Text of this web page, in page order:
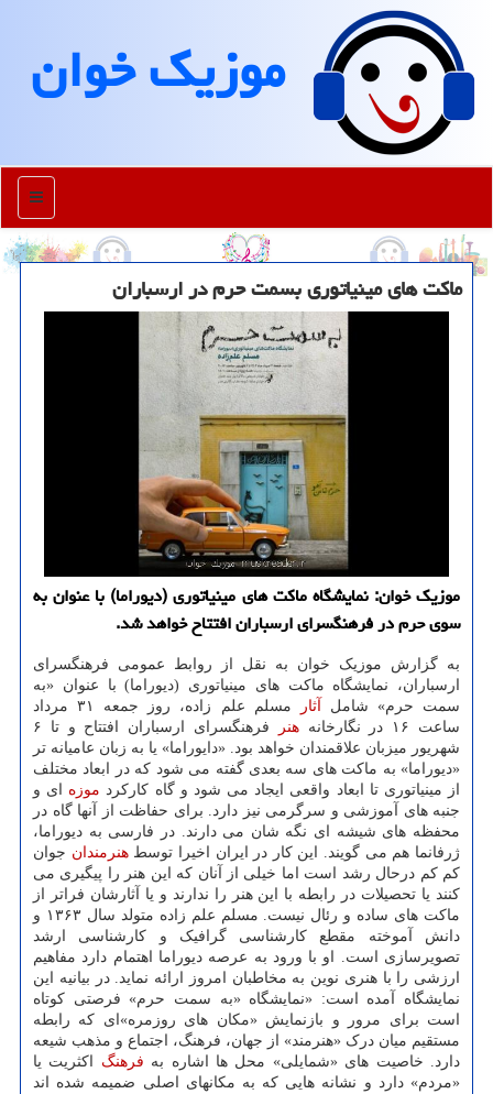
موزیك خوان
منو
ماکت های مینیاتوری بسمت حرم در ارسباران
موزیک خوان: نمایشگاه ماکت های مینیاتوری (دیوراما) با عنوان به
سوی حرم در فرهنگسرای ارسباران افتتاح خواهد شد.
به گزارش موزیک خوان به نقل از روابط عمومی فرهنگسرای
ارسباران، نمایشگاه ماکت های مینیاتوری (دیوراما) با عنوان «به
سمت حرم» شامل آثار
مسلم علم زاده، روز جمعه ۳۱ مرداد
ساعت ۱۶ در نگارخانه
هنر
فرهنگسرای ارسباران افتتاح و تا ۶
شهریور میزبان علاقمندان خواهد بود. «دایوراما» یا به زبان عامیانه تر
«دیوراما» به ماکت های سه بعدی گفته می شود که در ابعاد مختلف
از مینیاتوری تا ابعاد واقعی ایجاد می شود و گاه کارکرد موزه ای و
جنبه های آموزشی و سرگرمی نیز دارد. برای حفاظت از آنها گاه در
محفظه های شیشه ای نگه شان می دارند. در فارسی به دیوراما،
ژرفانما هم می گویند. این کار در ایران اخیرا توسطهنرمندان جوان
کم کم درحال رشد است اما خیلی از آنان که این هنر را پیگیری می
کنند یا تحصیلات در رابطه با این هنر را ندارند و یا آثارشان فراتر از
ماکت های ساده و رئال نیست. مسلم علم زاده متولد سال ۱۳۶۳ و
دانش آموخته مقطع کارشناسی گرافیک و کارشناسی ارشد
تصویرسازی است. او با ورود به عرصه دیوراما اهتمام دارد مفاهیم
ارزشی را با هنری نوین به مخاطبان امروز ارائه نماید. در بیانیه این
نمایشگاه آمده است: «نمایشگاه «به سمت حرم» فرصتی کوتاه
است برای مرور و بازنمایش «مکان های روزمره»ای که رابطه
مستقیم میان درک «هنرمند» از جهان، فرهنگ، اجتماع و مذهب شیعه
دارد. خاصیت های «شمایلی» محل ها اشاره به فرهنگ اکثریت یا
«مردم» دارد و نشانه هایی که به مکانهای اصلی ضمیمه شده اند